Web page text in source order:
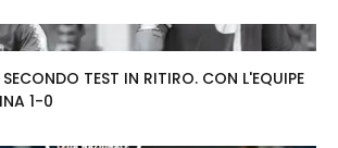
TEST IN RITIRO. CON L'EQUIPE
1-0